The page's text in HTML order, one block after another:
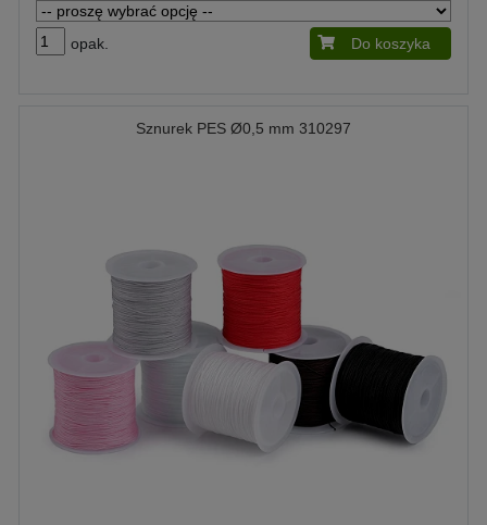
opak. Do koszyka
Sznurek PES Ø0,5 mm 310297